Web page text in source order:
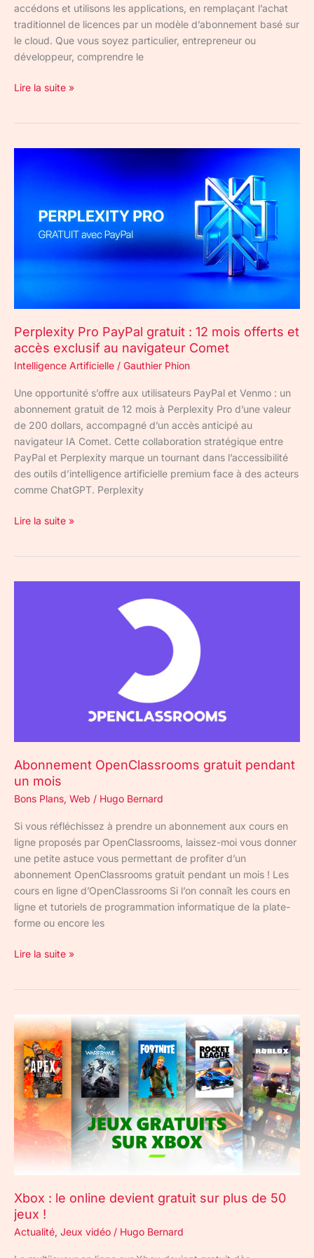
accédons et utilisons les applications, en remplaçant l’achat
traditionnel de licences par un modèle d’abonnement basé sur
le cloud. Que vous soyez particulier, entrepreneur ou
développeur, comprendre le
Lire la suite »
Perplexity Pro PayPal gratuit : 12 mois offerts et
accès exclusif au navigateur Comet
Intelligence Artificielle / Gauthier Phion
Une opportunité s’offre aux utilisateurs PayPal et Venmo : un
abonnement gratuit de 12 mois à Perplexity Pro d’une valeur
de 200 dollars, accompagné d’un accès anticipé au
navigateur IA Comet. Cette collaboration stratégique entre
PayPal et Perplexity marque un tournant dans l’accessibilité
des outils d’intelligence artificielle premium face à des acteurs
comme ChatGPT. Perplexity
Perplexity
accès
au
navigateur
Comet
Lire la suite »
Abonnement OpenClassrooms gratuit pendant
un mois
Bons Plans, Web / Hugo Bernard
Si vous réfléchissez à prendre un abonnement aux cours en
ligne proposés par OpenClassrooms, laissez-moi vous donner
une petite astuce vous permettant de profiter d’un
abonnement OpenClassrooms gratuit pendant un mois ! Les
cours en ligne d’OpenClassrooms Si l’on connaît les cours en
ligne et tutoriels de programmation informatique de la plate-
forme ou encore les
Lire la suite »
Xbox : le online devient gratuit sur plus de 50
jeux !
Actualité, Jeux vidéo / Hugo Bernard
Xbox
:
le
online
devient
gratuit
sur
plus
de
!